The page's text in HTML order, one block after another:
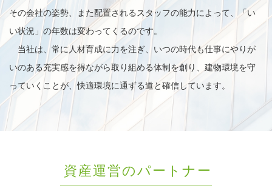
その会社の姿勢、また配置されるスタッフの能力によって、「い
い状況」の年数は変わってくるのです。
当社は、常に人材育成に力を注ぎ、いつの時代も仕事にやりが
いのある充実感を得ながら取り組める体制を創り、建物環境を守
っていくことが、快適環境に通ずる道と確信しています。
資産運営のパートナー